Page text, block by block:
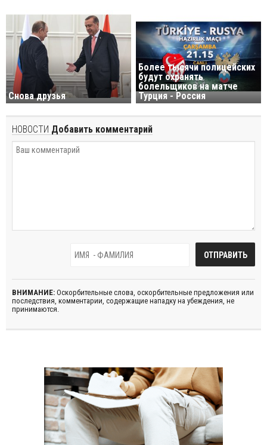
Снова друзья
Более тысячи полицейских
будут охранять
болельщиков на матче
Турция - Россия
НОВОСТИ Добавить комментарий
ВНИМАНИЕ: Оскорбительные слова, оскорбительные предложения или
последствия, комментарии, содержащие нападку на убеждения, не
принимаются.